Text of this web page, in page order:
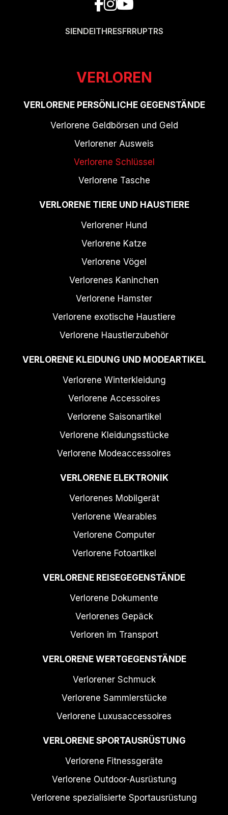
SIENDEITHRESFRRUPTRS
VERLOREN
VERLORENE PERSÖNLICHE GEGENSTÄNDE
Verlorene Geldbörsen und Geld
Verlorener Ausweis
Verlorene Schlüssel
Verlorene Tasche
VERLORENE TIERE UND HAUSTIERE
Verlorener Hund
Verlorene Katze
Verlorene Vögel
Verlorenes Kaninchen
Verlorene Hamster
Verlorene exotische Haustiere
Verlorene Haustierzubehör
VERLORENE KLEIDUNG UND MODEARTIKEL
Verlorene Winterkleidung
Verlorene Accessoires
Verlorene Saisonartikel
Verlorene Kleidungsstücke
Verlorene Modeaccessoires
VERLORENE ELEKTRONIK
Verlorenes Mobilgerät
Verlorene Wearables
Verlorene Computer
Verlorene Fotoartikel
VERLORENE REISEGEGENSTÄNDE
Verlorene Dokumente
Verlorenes Gepäck
Verloren im Transport
VERLORENE WERTGEGENSTÄNDE
Verlorener Schmuck
Verlorene Sammlerstücke
Verlorene Luxusaccessoires
VERLORENE SPORTAUSRÜSTUNG
Verlorene Fitnessgeräte
Verlorene Outdoor-Ausrüstung
Verlorene spezialisierte Sportausrüstung